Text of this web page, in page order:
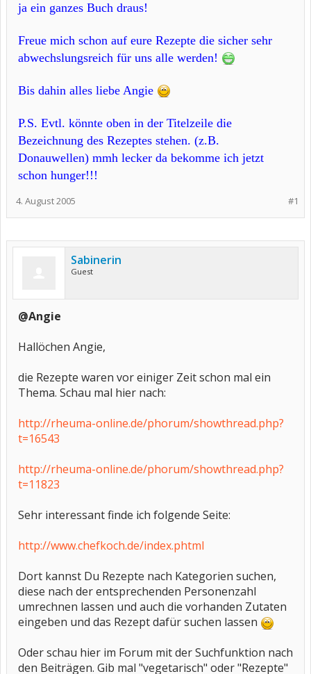
ja ein ganzes Buch draus!
Freue mich schon auf eure Rezepte die sicher sehr
abwechslungsreich für uns alle werden!
Bis dahin alles liebe Angie
P.S. Evtl. könnte oben in der Titelzeile die
Bezeichnung des Rezeptes stehen. (z.B.
Donauwellen) mmh lecker da bekomme ich jetzt
schon hunger!!!
#1
4. August 2005
Sabinerin
Guest
@Angie
Hallöchen Angie,
die Rezepte waren vor einiger Zeit schon mal ein
Thema. Schau mal hier nach:
http://rheuma-online.de/phorum/showthread.php?
t=16543
http://rheuma-online.de/phorum/showthread.php?
t=11823
Sehr interessant finde ich folgende Seite:
http://www.chefkoch.de/index.phtml
Dort kannst Du Rezepte nach Kategorien suchen,
diese nach der entsprechenden Personenzahl
umrechnen lassen und auch die vorhanden Zutaten
eingeben und das Rezept dafür suchen lassen
Oder schau hier im Forum mit der Suchfunktion nach
den Beiträgen. Gib mal "vegetarisch" oder "Rezepte"